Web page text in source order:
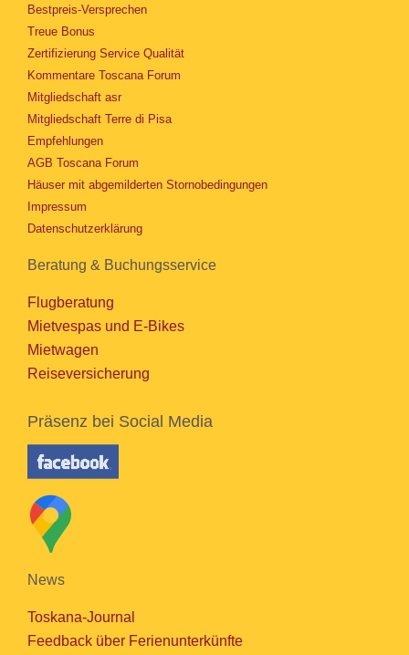
Bestpreis-Versprechen
Treue Bonus
Zertifizierung Service Qualität
Kommentare Toscana Forum
Mitgliedschaft asr
Mitgliedschaft Terre di Pisa
Empfehlungen
AGB Toscana Forum
Häuser mit abgemilderten Stornobedingungen
Impressum
Datenschutzerklärung
Beratung & Buchungsservice
Flugberatung
Mietvespas und E-Bikes
Mietwagen
Reiseversicherung
Präsenz bei Social Media
News
Toskana-Journal
Feedback über Ferienunterkünfte